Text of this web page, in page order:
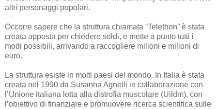
altri personaggi popolari.
Occorre sapere che la struttura chiamata “Telethon” è stata
creata apposta per chiedere soldi, e mette a punto tutti i
modi possibili, arrivando a raccogliere milioni e milioni di
euro.
La struttura esiste in molti paesi del mondo. In Italia è stata
creata nel 1990 da Susanna Agnelli in collaborazione con
l’Unione italiana lotta alla distrofia muscolare (Uildm), con
l’obiettivo di finanziare e promuovere ricerca scientifica sulle